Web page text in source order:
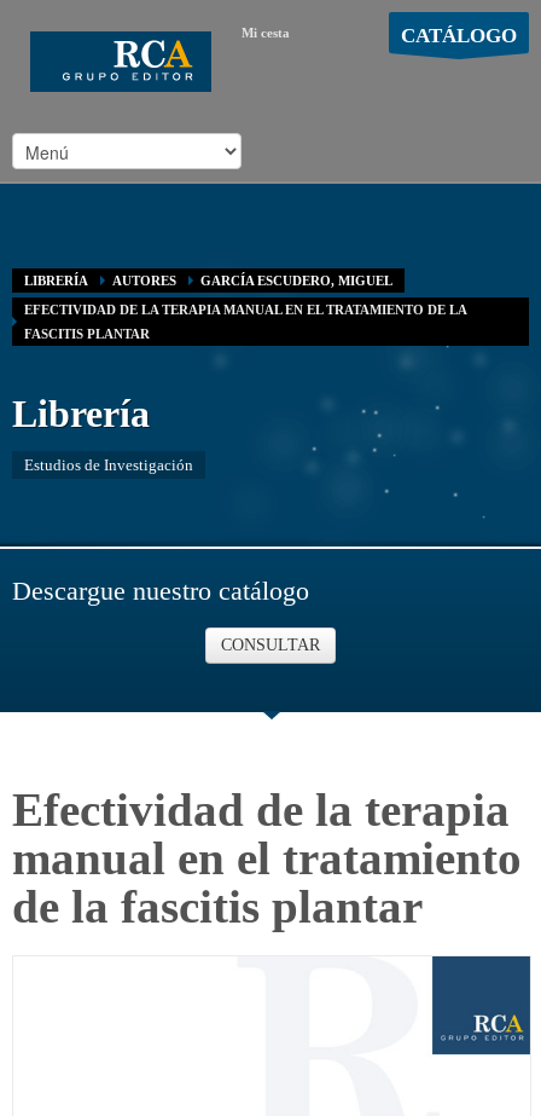
Mi cesta CATÁLOGO
LIBRERÍA AUTORES
GARCÍA ESCUDERO, MIGUEL
EFECTIVIDAD DE LA TERAPIA MANUAL EN EL TRATAMIENTO DE LA
FASCITIS PLANTAR
Librería
Estudios de Investigación
Descargue nuestro catálogo
CONSULTAR
Efectividad de la terapia
manual en el tratamiento
de la fascitis plantar